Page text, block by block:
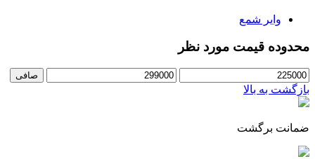
وایر شمع
محدوده قیمت مورد نظر
حداقل
قیمت
حداكثر
صافی
بازگشت به بالا
ضمانت برگشت